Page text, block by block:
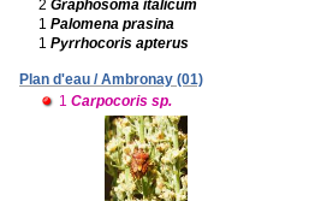
2 Graphosoma italicum
1 Palomena prasina
1 Pyrrhocoris apterus
Plan d'eau / Ambronay (01)
1 Carpocoris sp.